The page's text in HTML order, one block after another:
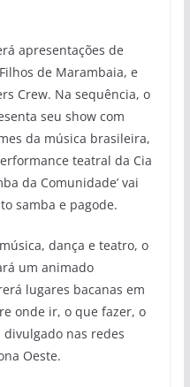
apresentações de
de Marambaia, e
Crew. Na sequência, o
seu show com
da música brasileira,
teatral da Cia
da Comunidade’ vai
samba e pagode.
dança e teatro, o
um animado
lugares bacanas em
onde ir, o que fazer, o
nas redes
Oeste.